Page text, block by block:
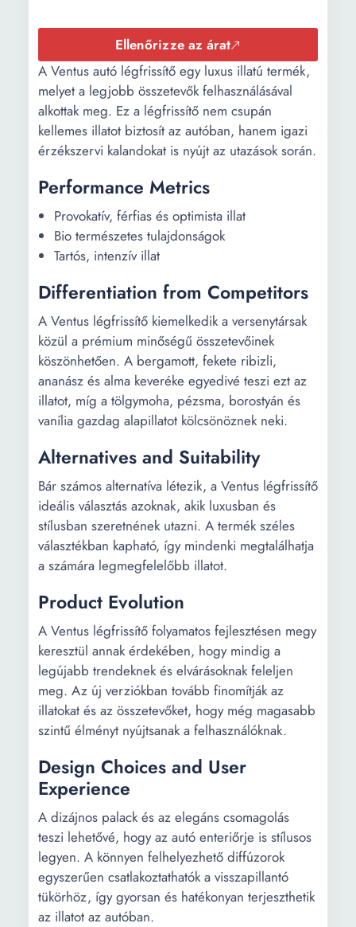
Ellenőrizze az árat
A Ventus autó légfrissítő egy luxus illatú termék,
melyet a legjobb összetevők felhasználásával
alkottak meg. Ez a légfrissítő nem csupán
kellemes illatot biztosít az autóban, hanem igazi
érzékszervi kalandokat is nyújt az utazások során.
Performance Metrics
Provokatív, férfias és optimista illat
Bio természetes tulajdonságok
Tartós, intenzív illat
Differentiation from Competitors
A Ventus légfrissítő kiemelkedik a versenytársak
közül a prémium minőségű összetevőinek
köszönhetően. A bergamott, fekete ribizli,
ananász és alma keveréke egyedivé teszi ezt az
illatot, míg a tölgymoha, pézsma, borostyán és
vanília gazdag alapillatot kölcsönöznek neki.
Alternatives and Suitability
Bár számos alternatíva létezik, a Ventus légfrissítő
ideális választás azoknak, akik luxusban és
stílusban szeretnének utazni. A termék széles
választékban kapható, így mindenki megtalálhatja
a számára legmegfelelőbb illatot.
Product Evolution
A Ventus légfrissítő folyamatos fejlesztésen megy
keresztül annak érdekében, hogy mindig a
legújabb trendeknek és elvárásoknak feleljen
meg. Az új verziókban tovább finomítják az
illatokat és az összetevőket, hogy még magasabb
szintű élményt nyújtsanak a felhasználóknak.
Design Choices and User
Experience
A dizájnos palack és az elegáns csomagolás
teszi lehetővé, hogy az autó enteriőrje is stílusos
legyen. A könnyen felhelyezhető diffúzorok
egyszerűen csatlakoztathatók a visszapillantó
tükörhöz, így gyorsan és hatékonyan terjeszthetik
az illatot az autóban.